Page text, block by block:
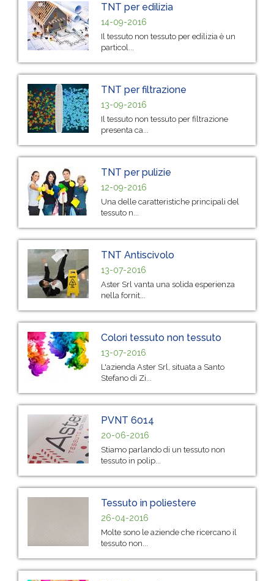
TNT per edilizia
14-09-2016
Il tessuto non tessuto per edilizia è un
particol...
TNT per filtrazione
13-09-2016
Il tessuto non tessuto per filtrazione
presenta ca...
TNT per pulizie
12-09-2016
Una delle caratteristiche principali del
tessuto n...
TNT Antiscivolo
13-07-2016
Aster Srl vanta una solida esperienza
nella fornit...
Colori tessuto non tessuto
13-07-2016
L'azienda Aster Srl, situata a Santo
Stefano di Zi...
PVNT 6014
20-06-2016
Stiamo parlando di un tessuto non
tessuto in polip...
Tessuto in poliestere
26-04-2016
Molte sono le aziende che ricercano il
tessuto non...